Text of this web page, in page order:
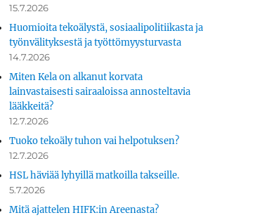
15.7.2026
Huomioita tekoälystä, sosiaalipolitiikasta ja
työnvälityksestä ja työttömyysturvasta
14.7.2026
Miten Kela on alkanut korvata
lainvastaisesti sairaaloissa annosteltavia
lääkkeitä?
12.7.2026
Tuoko tekoäly tuhon vai helpotuksen?
12.7.2026
HSL häviää lyhyillä matkoilla takseille.
5.7.2026
Mitä ajattelen HIFK:in Areenasta?